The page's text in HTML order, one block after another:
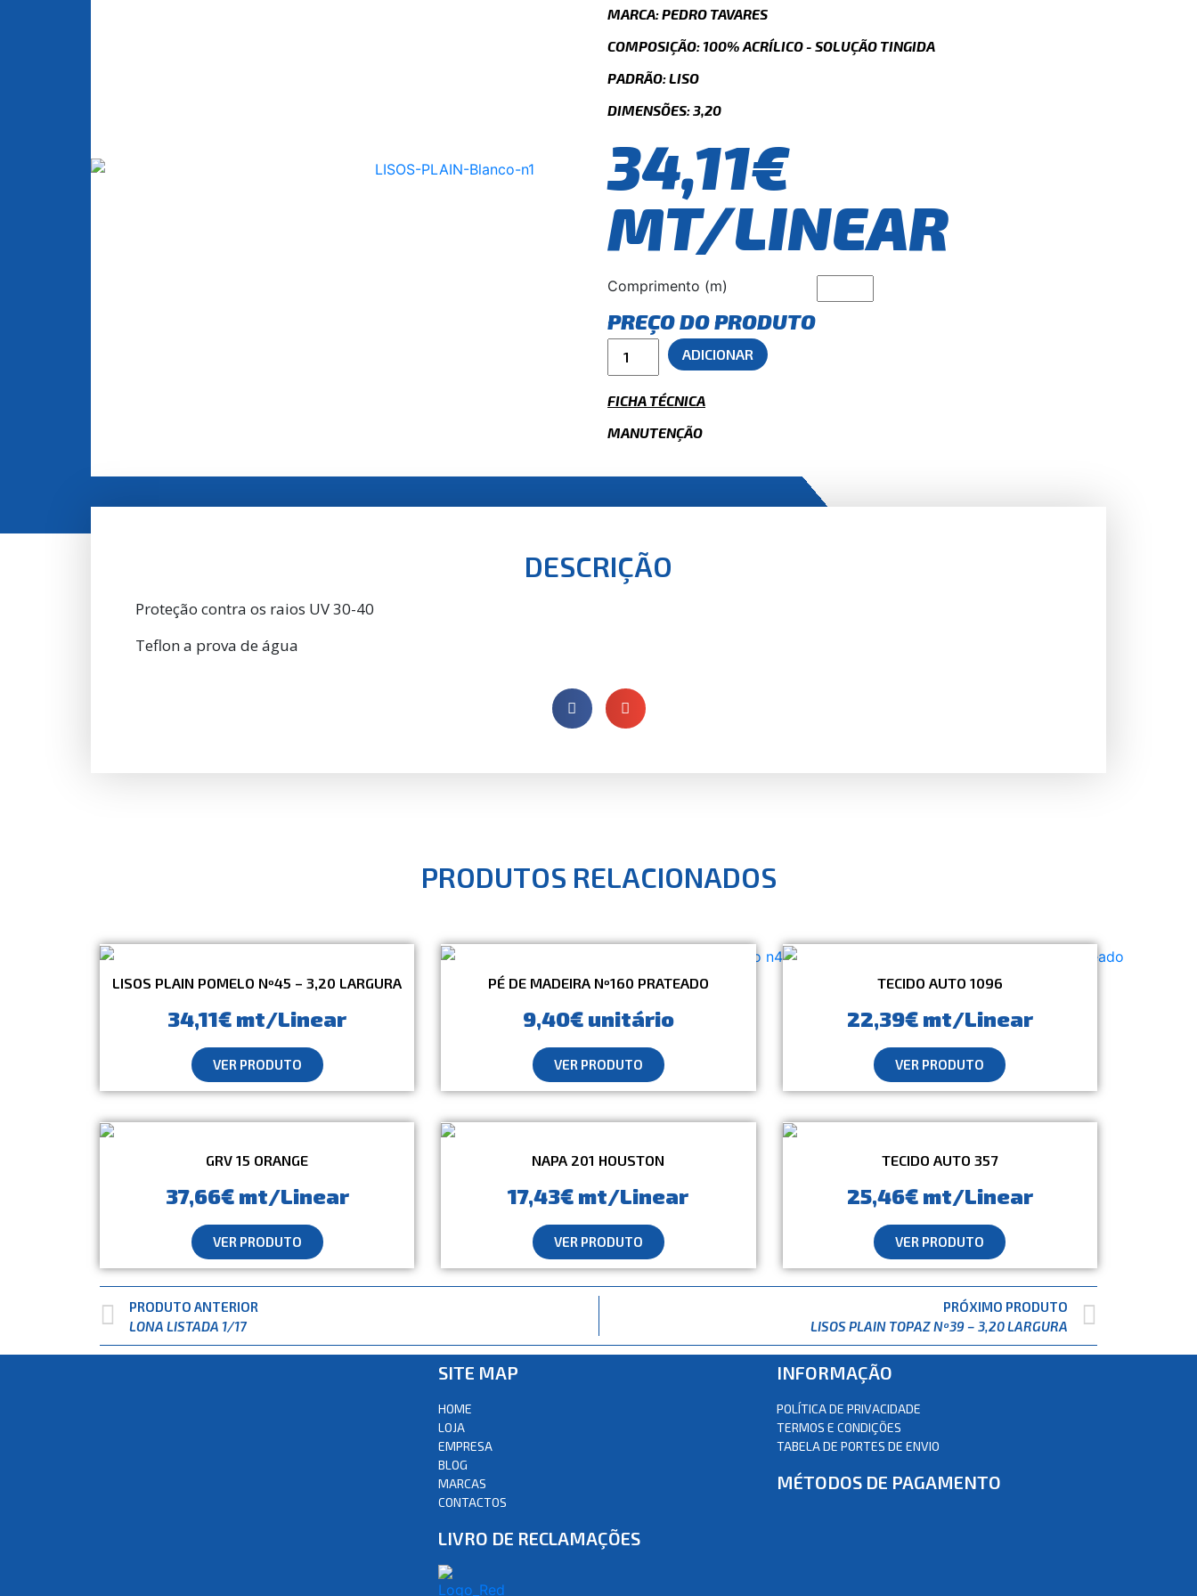
MARCA: PEDRO TAVARES
COMPOSIÇÃO: 100% ACRÍLICO - SOLUÇÃO TINGIDA
PADRÃO: LISO
DIMENSÕES: 3,20
34,11€
MT/LINEAR
Comprimento (m)
PREÇO DO PRODUTO
ADICIONAR
FICHA TÉCNICA
MANUTENÇÃO
DESCRIÇÃO
Proteção contra os raios UV 30-40
Teflon a prova de água
PRODUTOS RELACIONADOS
LISOS PLAIN POMELO Nº45 – 3,20 LARGURA
34,11€ mt/Linear
VER PRODUTO
PÉ DE MADEIRA Nº160 PRATEADO
9,40€ unitário
VER PRODUTO
TECIDO AUTO 1096
22,39€ mt/Linear
VER PRODUTO
GRV 15 ORANGE
37,66€ mt/Linear
VER PRODUTO
NAPA 201 HOUSTON
17,43€ mt/Linear
VER PRODUTO
TECIDO AUTO 357
25,46€ mt/Linear
VER PRODUTO
PRODUTO ANTERIOR
LONA LISTADA 1/17
PRÓXIMO PRODUTO
LISOS PLAIN TOPAZ Nº39 – 3,20 LARGURA
SITE MAP
HOME
LOJA
EMPRESA
BLOG
MARCAS
CONTACTOS
LIVRO DE RECLAMAÇÕES
INFORMAÇÃO
POLÍTICA DE PRIVACIDADE
TERMOS E CONDIÇÕES
TABELA DE PORTES DE ENVIO
MÉTODOS DE PAGAMENTO